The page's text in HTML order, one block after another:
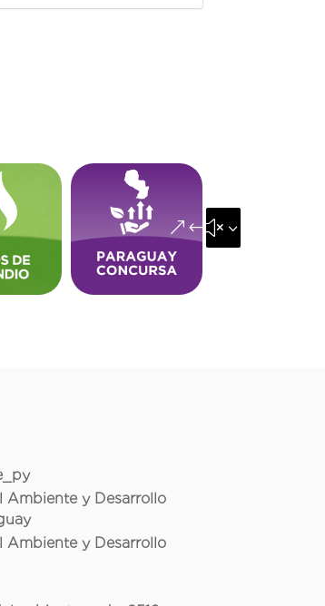
&#x35;
y Desarrollo
Ambiente y Desarrollo